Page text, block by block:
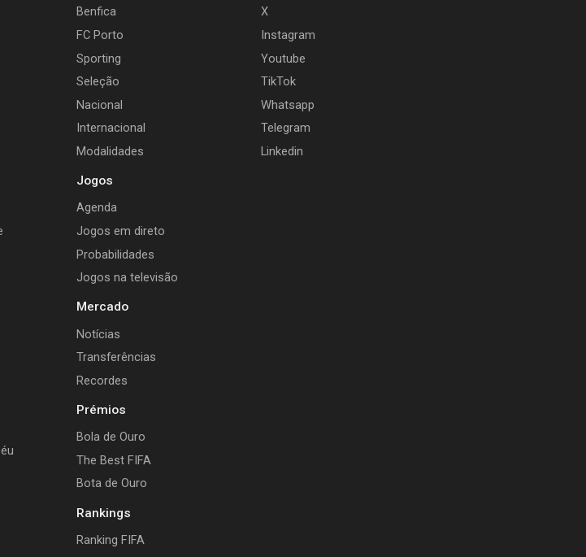
Benfica
FC Porto
Sporting
Seleção
Nacional
Internacional
Modalidades
Jogos
Agenda
Jogos em direto
Probabilidades
Jogos na televisão
Mercado
Notícias
Transferências
Recordes
Prémios
Bola de Ouro
The Best FIFA
Bota de Ouro
Rankings
Ranking FIFA
X
Instagram
Youtube
TikTok
Whatsapp
Telegram
Linkedin